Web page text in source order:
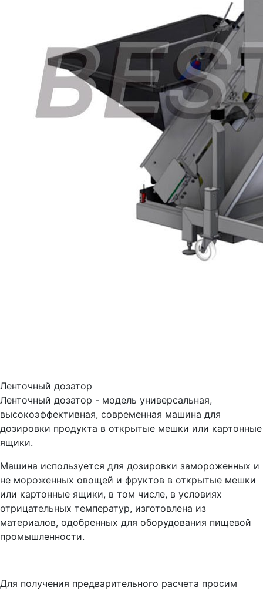
Ленточный дозатор
Ленточный дозатор - модель универсальная,
высокоэффективная, современная машина для
дозировки продукта в открытые мешки или картонные
ящики.
Машина используется для дозировки замороженных и
не мороженных овощей и фруктов в открытые мешки
или картонные ящики, в том числе, в условиях
отрицательных температур, изготовлена из
материалов, одобренных для оборудования пищевой
промышленности.
Для получения предварительного расчета просим